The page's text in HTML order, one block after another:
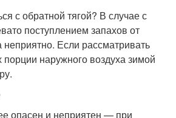
с обратной тягой? В случае с
поступлением запахов от
неприятно. Если рассматривать
наружного воздуха зимой
опасен и неприятен — при